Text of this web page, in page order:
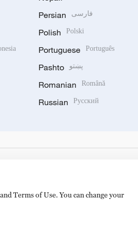
Persian فارسی
Polish Polski
Portuguese Português
Pashto پښتو
Romanian Română
Russian Русский
Terms of Use. You can change your